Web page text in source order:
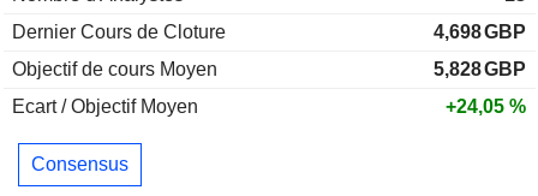
Dernier Cours de Cloture
4,698GBP
Objectif de cours Moyen
5,828GBP
Ecart / Objectif Moyen
+24,05 %
Consensus